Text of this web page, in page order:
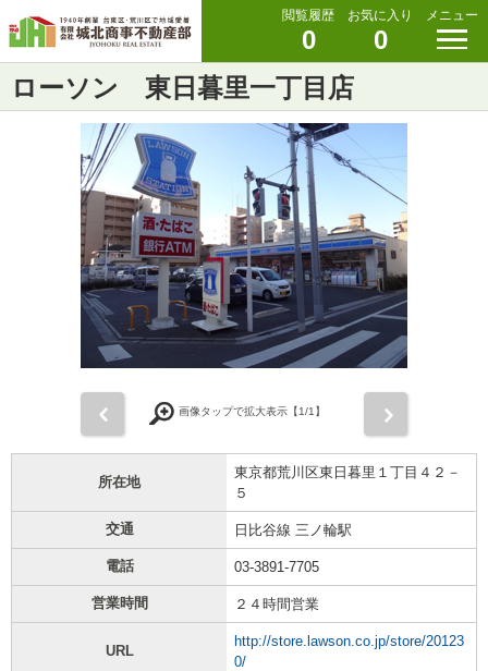
閲覧履歴
0
お気に入り
0
メニュー
ローソン 東日暮里一丁目店
画像タップで拡大表示【1/1】
所在地
東京都荒川区東日暮里１丁目４２－
５
交通 日比谷線 三ノ輪駅
電話 03-3891-7705
営業時間 ２４時間営業
URL
http://store.lawson.co.jp/store/20123
0/